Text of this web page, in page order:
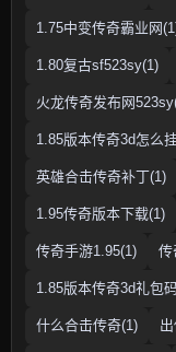
1.75中变传奇霸业网
1.80复古sf523sy(1)
火龙传奇发布网
1.85版本传奇3d怎么
英雄合击传奇补丁(1)
1.95传奇版本下载(1)
传奇手游1.95(1) 传
1.85版本传奇3d礼包
什么合击传奇(1)